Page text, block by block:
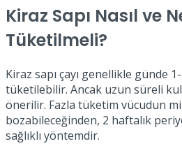
Kiraz Sapı Nasıl ve
Tüketilmeli?
Kiraz sapı çayı genellikle günde
tüketilebilir. Ancak uzun süreli
önerilir. Fazla tüketim vücudun
bozabileceğinden, 2 haftalık
sağlıklı yöntemdir.